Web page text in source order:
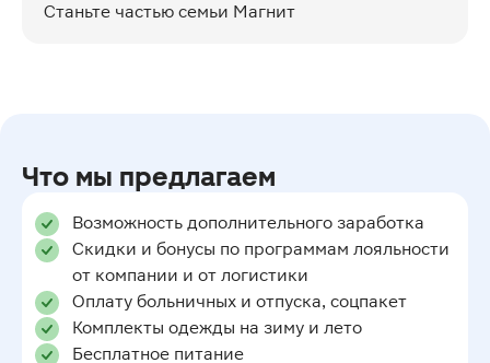
Станьте частью семьи Магнит
Что мы предлагаем
Возможность дополнительного заработка
Скидки и бонусы по программам лояльности
от компании и от логистики
Оплату больничных и отпуска, соцпакет
Комплекты одежды на зиму и лето
Бесплатное питание